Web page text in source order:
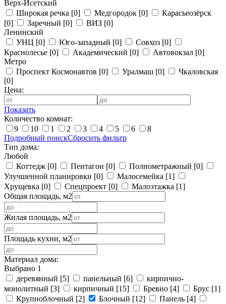
Верх-Исетский
Широкая речка [0] Медгородок [0]
Карасьеозёрск
[0]
Заречный [0] ВИЗ [0]
Ленинский
УНЦ [0] Юго-западный [0] Совхоз [0]
Краснолесье [0] Академический [0] Автовокзал [0]
Метро
Проспект Космонавтов [0] Уралмаш [0]
Чкаловская
[0]
Цена:
Показать
Количество комнат:
9
10 1 2 3 4 5 6
8
Подробный поискСбросить фильтр
Тип дома:
Любой
Коттедж [0] Пентагон [0] Полнометражный [0]
Улучшенной планировки [0] Малосемейка [1]
Хрущевка [0] Спецпроект [0] Малоэтажка [1]
Общая площадь, м2
Жилая площадь, м2
Площадь кухни, м2
Материал дома:
Выбрано 1
деревянный [5] панельный [6]
кирпично-
монолитный [3] кирпичный [15] Бревно [4] Брус [1]
Крупноблочный [2] Блочный [12] Панель [4]